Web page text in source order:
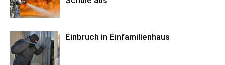
Einbruch in Einfamilienhaus